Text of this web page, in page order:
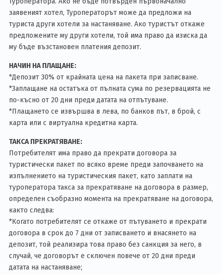
заявеният хотел, Туроператорът може да предложи на
туриста други хотели за настаняване. Ако туристът откаже
предложените му други хотели, той има право да изиска да
му бъде възстановен платения депозит.
НАЧИН НА ПЛАЩАНЕ:
*Депозит 30% от крайната цена на пакета при записване.
*Заплащане на остатъка от пълната сума по резервацията не
по-късно от 20 дни преди датата на отпътуване.
*Плащането се извършва в лева, по банков път, в брой, с
карта или с виртуална кредитна карта.
ТАКСА ПРЕКРАТЯВАНЕ:
Потребителят има право да прекрати договора за
туристически пакет по всяко време преди започването на
изпълнението на туристическия пакет, като заплати на
туроператора такса за прекратяване на договора в размер,
определен съобразно момента на прекратяване на договора,
както следва:
*Когато потребителят се откаже от пътуването и прекрати
договора в срок до 7 дни от записването и внасянето на
депозит, той реализира това право без санкция за него, в
случай, че договорът е сключен повече от 20 дни преди
датата на настаняване;